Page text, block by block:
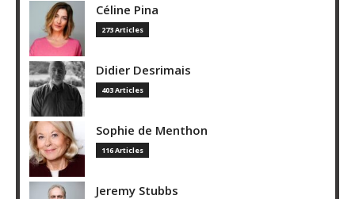
Céline Pina
273 Articles
Didier Desrimais
403 Articles
Sophie de Menthon
116 Articles
Jeremy Stubbs